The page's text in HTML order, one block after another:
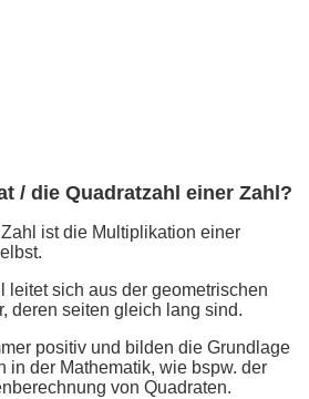
/ die Quadratzahl einer Zahl?
ist die Multiplikation einer
leitet sich aus der geometrischen
deren seiten gleich lang sind.
positiv und bilden die Grundlage
in der Mathematik, wie bspw. der
von Quadraten.